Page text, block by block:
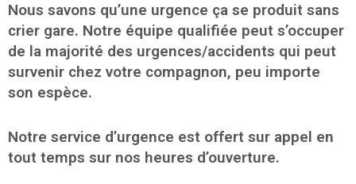
Nous savons qu’une urgence ça se produit sans
crier gare. Notre équipe qualifiée peut s’occuper
de la majorité des urgences/accidents qui peut
survenir chez votre compagnon, peu importe
son espèce.
Notre service d’urgence est offert sur appel en
tout temps sur nos heures d’ouverture.